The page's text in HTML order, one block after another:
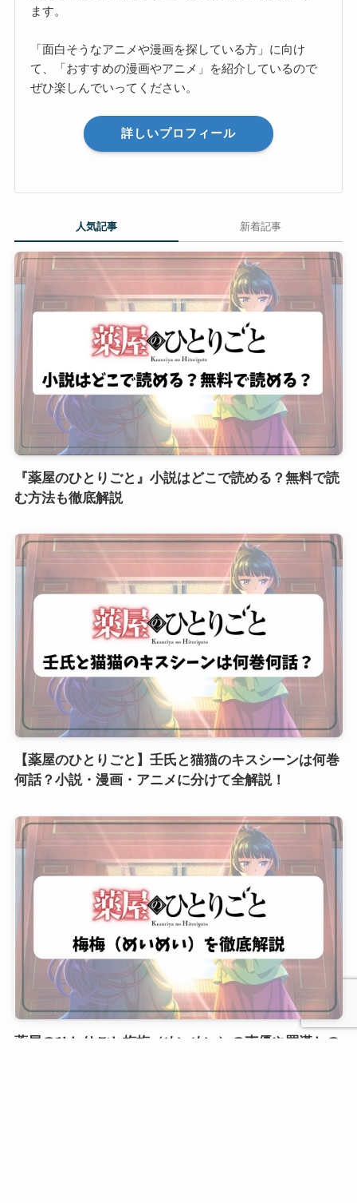
ます。
「面白そうなアニメや漫画を探している方」に向け
て、「おすすめの漫画やアニメ」を紹介しているので
ぜひ楽しんでいってください。
詳しいプロフィール
人気記事 新着記事
『薬屋のひとりごと』小説はどこで読める？無料で読
む方法も徹底解説
【薬屋のひとりごと】壬氏と猫猫のキスシーンは何巻
何話？小説・漫画・アニメに分けて全解説！
薬屋のひとりごと梅梅（めいめい）の声優や羅漢との